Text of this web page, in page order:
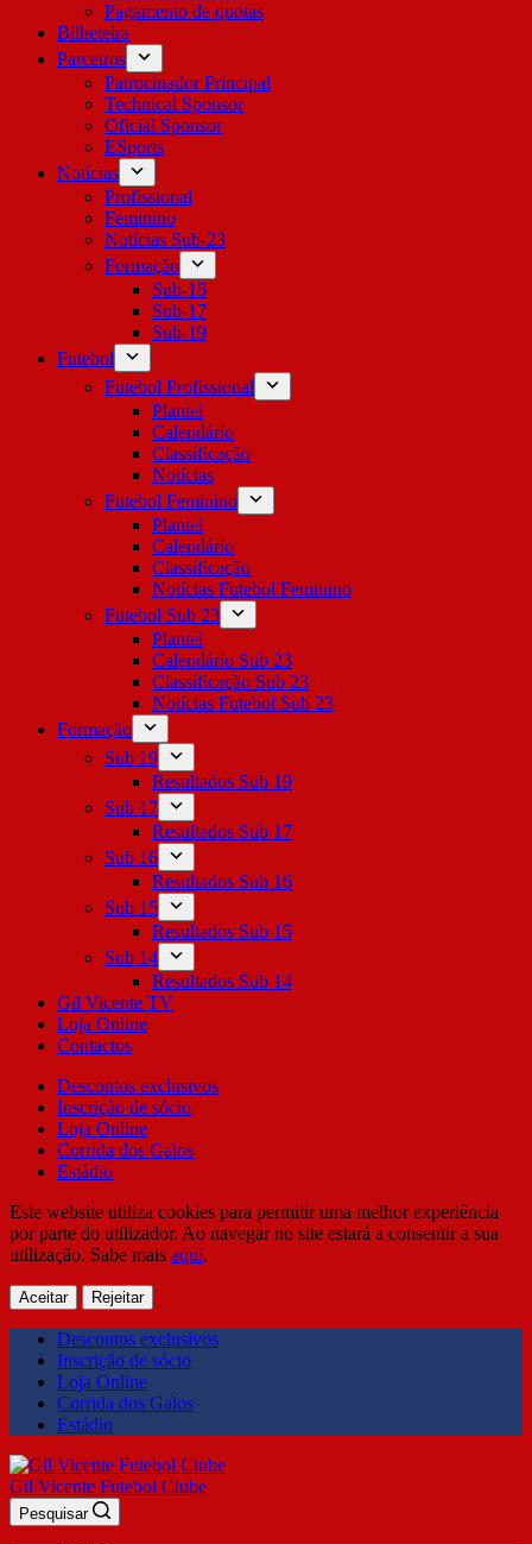
Pagamento de quotas
Bilheteira
Parceiros
Patrocinador Principal
Technical Sponsor
Oficial Sponsor
ESports
Notícias
Profissional
Feminino
Notícias Sub-23
Formação
Sub-15
Sub-17
Sub-19
Futebol
Futebol Profissional
Plantel
Calendário
Classificação
Notícias
Futebol Feminino
Plantel
Calendário
Classificação
Notícias Futebol Feminino
Futebol Sub 23
Plantel
Calendário Sub 23
Classificação Sub 23
Notícias Futebol Sub 23
Formação
Sub 19
Resultados Sub 19
Sub 17
Resultados Sub 17
Sub 16
Resultados Sub 16
Sub 15
Resultados Sub 15
Sub 14
Resultados Sub 14
Gil Vicente TV
Loja Online
Contactos
Descontos exclusivos
Inscrição de sócio
Loja Online
Corrida dos Galos
Estádio
Este website utiliza cookies para permitir uma melhor experiência
por parte do utilizador. Ao navegar no site estará a consentir a sua
utilização. Sabe mais aqui.
Aceitar Rejeitar
Descontos exclusivos
Inscrição de sócio
Loja Online
Corrida dos Galos
Estádio
Gil Vicente Futebol Clube
Pesquisar